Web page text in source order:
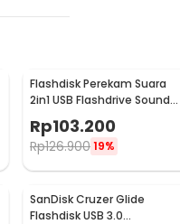
Flashdisk Perekam Suara
2in1 USB Flashdrive Sound
Voice Recorder 8GB
Rp103.200
Rp126.90019%
SanDisk Cruzer Glide
Flashdisk USB 3.0